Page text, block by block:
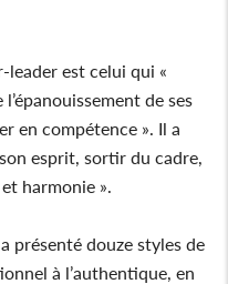
leader est celui qui «
de ses
en compétence ». Il a
esprit, sortir du cadre,
harmonie ».
présenté douze styles de
à l’authentique, en